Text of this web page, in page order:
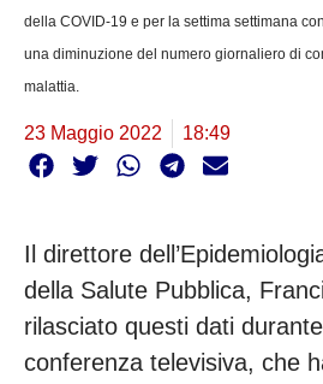
della COVID-19 e per la settima settimana
una diminuzione del numero giornaliero di
malattia.
23 Maggio 2022 18:49
Il direttore
della Salute Pubblica,
rilasciato questi dati
conferenza televisiva, che